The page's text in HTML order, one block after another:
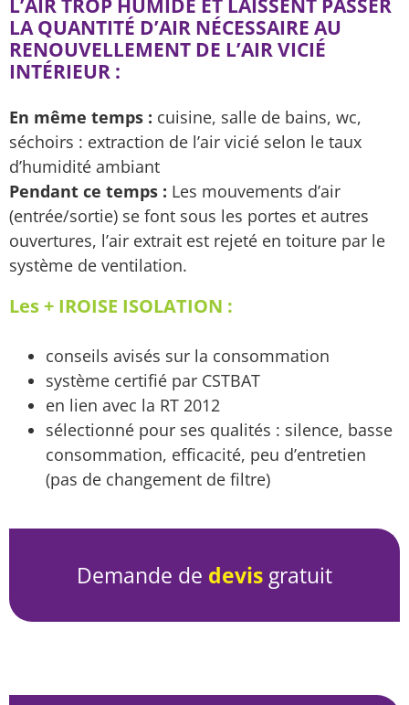
L’AIR TROP HUMIDE ET LAISSENT PASSER
LA QUANTITÉ D’AIR NÉCESSAIRE AU
RENOUVELLEMENT DE L’AIR VICIÉ
INTÉRIEUR :
En même temps : cuisine, salle de bains, wc,
séchoirs : extraction de l’air vicié selon le taux
d’humidité ambiant
Pendant ce temps : Les mouvements d’air
(entrée/sortie) se font sous les portes et autres
ouvertures, l’air extrait est rejeté en toiture par le
système de ventilation.
Les + IROISE ISOLATION :
conseils avisés sur la consommation
système certifié par CSTBAT
en lien avec la RT 2012
sélectionné pour ses qualités : silence, basse
consommation, efficacité, peu d’entretien
(pas de changement de filtre)
Demande de devis gratuit